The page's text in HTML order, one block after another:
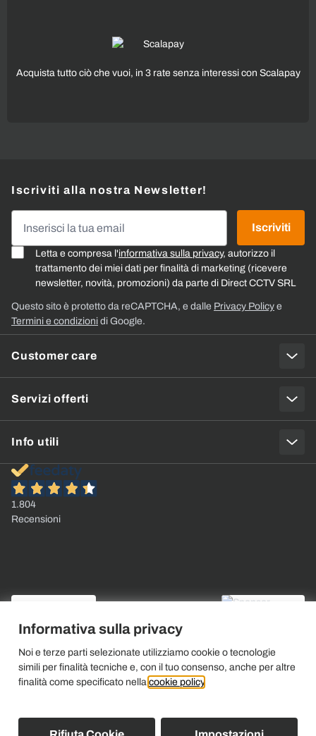
Informativa sulla privacy
Noi e terze parti selezionate utilizziamo cookie o tecnologie
simili per finalità tecniche e, con il tuo consenso, anche per altre
finalità come specificato nella cookie policy
Acquista tutto ciò che vuoi, in 3 rate senza interessi con Scalapay
Customer care
Servizi offerti
Info utili
Iscriviti alla nostra Newsletter!
Letta e compresa l'informativa sulla privacy, autorizzo il
trattamento dei miei dati per finalità di marketing (ricevere
newsletter, novità, promozioni) da parte di Direct CCTV SRL
Iscriviti
Questo sito è protetto da reCAPTCHA, e dalle Privacy Policy e
Termini e condizioni di Google.
1.804
Recensioni